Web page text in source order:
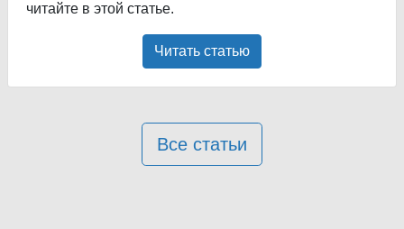
читайте в этой статье.
Читать статью
Все статьи